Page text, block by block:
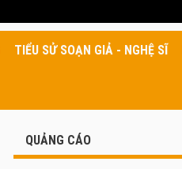
TIỂU SỬ SOẠN GIẢ - NGHỆ SĨ
QUẢNG CÁO